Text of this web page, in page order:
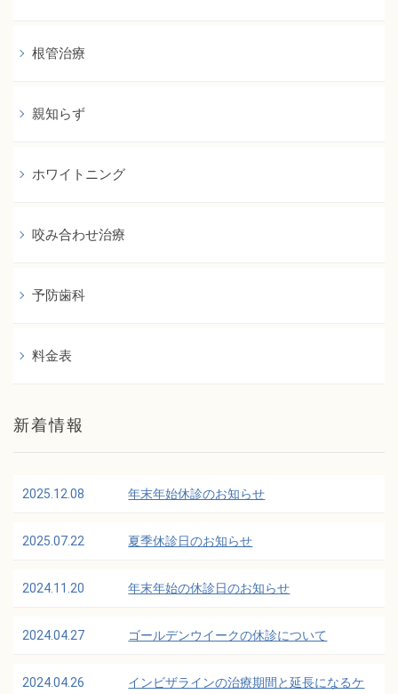
根管治療
親知らず
ホワイトニング
咬み合わせ治療
予防歯科
料金表
新着情報
2025.12.08 年末年始休診のお知らせ
2025.07.22 夏季休診日のお知らせ
2024.11.20 年末年始の休診日のお知らせ
2024.04.27 ゴールデンウイークの休診について
2024.04.26 インビザラインの治療期間と延長になるケ